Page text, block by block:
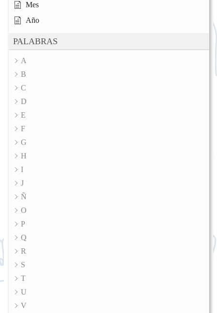
Mes
Año
PALABRAS
A
B
C
D
E
F
G
H
I
J
Ñ
O
P
Q
R
S
T
U
V